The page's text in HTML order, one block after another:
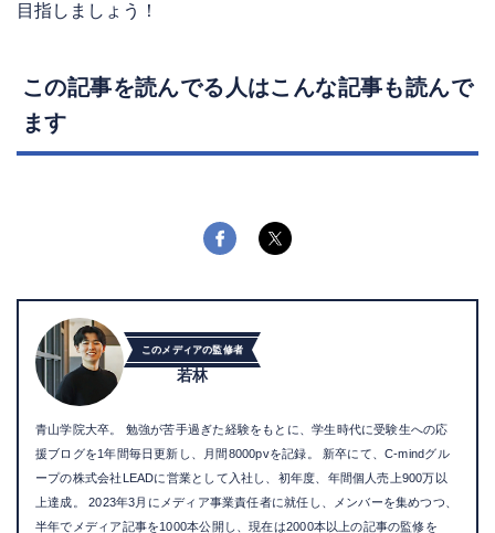
目指しましょう！
この記事を読んでる人はこんな記事も読んで
ます
このメディアの監修者
若林
青山学院大卒。 勉強が苦手過ぎた経験をもとに、学生時代に受験生への応
援ブログを1年間毎日更新し、月間8000pvを記録。 新卒にて、C-mindグル
ープの株式会社LEADに営業として入社し、初年度、年間個人売上900万以
上達成。 2023年3月にメディア事業責任者に就任し、メンバーを集めつつ、
半年でメディア記事を1000本公開し、現在は2000本以上の記事の監修を